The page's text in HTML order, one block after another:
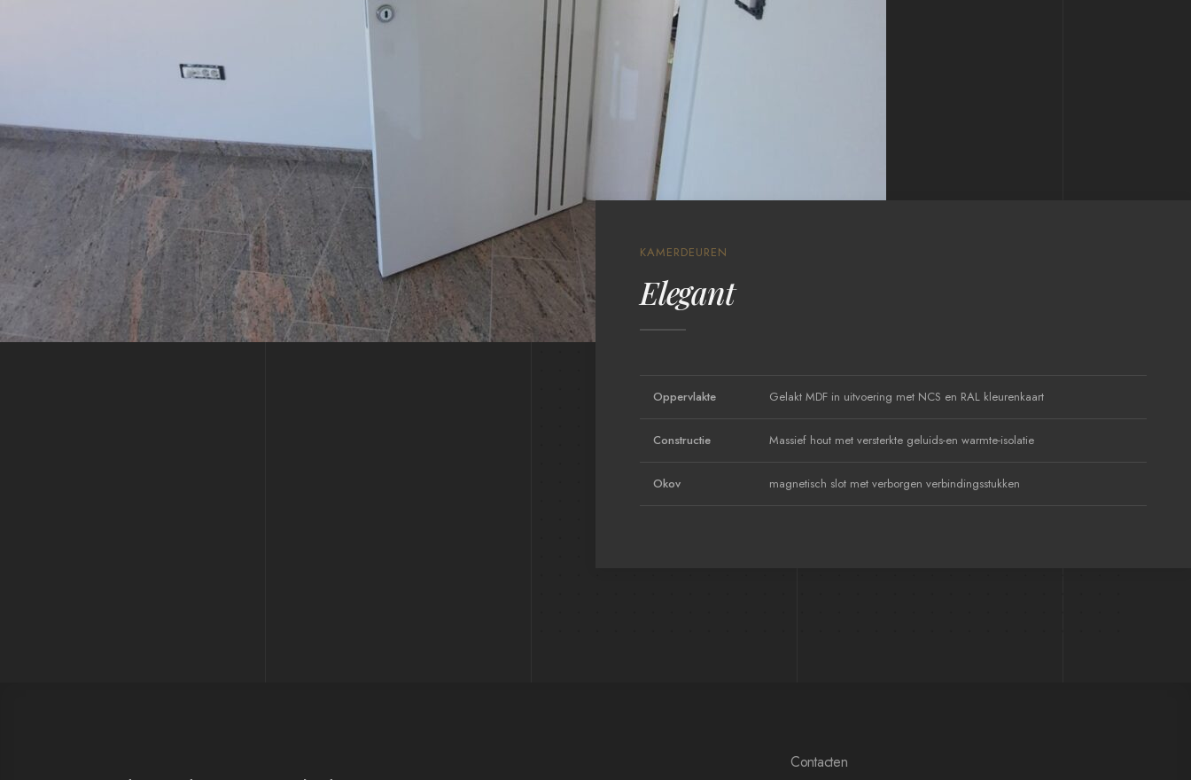
KAMERDEUREN
Elegant
Oppervlakte Gelakt MDF in uitvoering met NCS en RAL kleurenkaart
Constructie Massief hout met versterkte geluids-en warmte-isolatie
Okov magnetisch slot met verborgen verbindingsstukken
Contacten